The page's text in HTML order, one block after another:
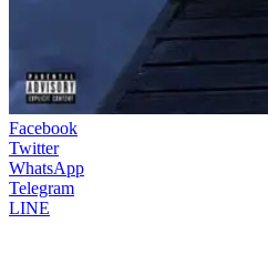
Facebook
Twitter
WhatsApp
Telegram
LINE